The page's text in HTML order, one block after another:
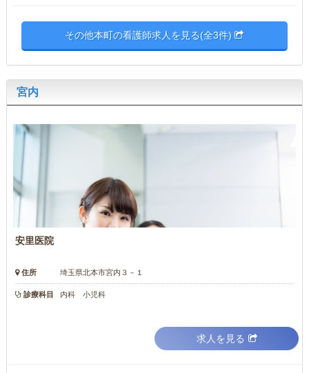
その他本町の看護師求人を見る(全3件)
宮内
安里医院
住所 埼玉県北本市宮内３－１
診療科目 内科 小児科
求人を見る